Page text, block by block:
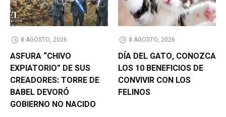
8 AGOSTO, 2026
ASFURA “CHIVO
EXPIATORIO” DE SUS
CREADORES: TORRE DE
BABEL DEVORÓ
GOBIERNO NO NACIDO
8 AGOSTO, 2026
DÍA DEL GATO, CONOZCA
LOS 10 BENEFICIOS DE
CONVIVIR CON LOS
FELINOS